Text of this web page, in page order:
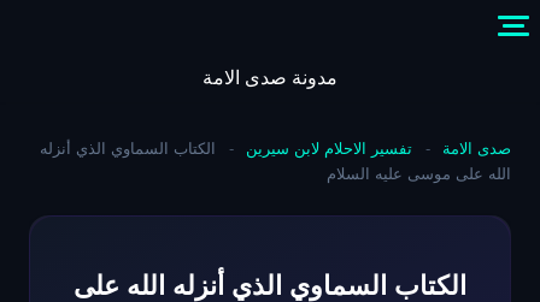
content
مدونة صدى الامة
صدى الامة - تفسير الاحلام لابن سيرين -
الكتاب السماوي الذي أنزله
الله على موسى عليه السلام
الكتاب السماوي الذي أنزله الله على